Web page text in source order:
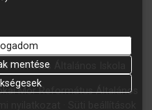
is!
Általános Iskola
Mór Református Általános
nyilatkozat
mentése